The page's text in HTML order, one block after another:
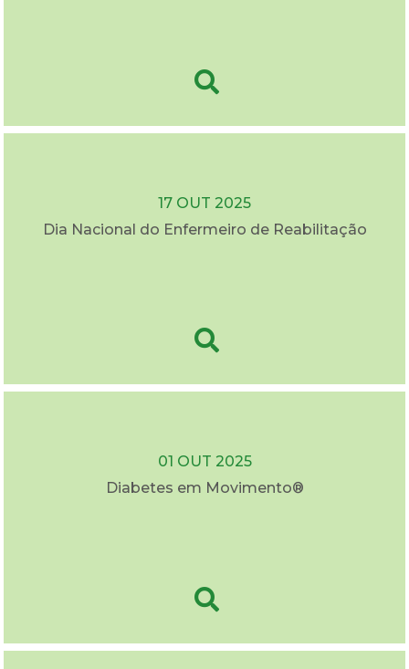
17 OUT 2025
Dia Nacional do Enfermeiro de Reabilitação
01 OUT 2025
Diabetes em Movimento®